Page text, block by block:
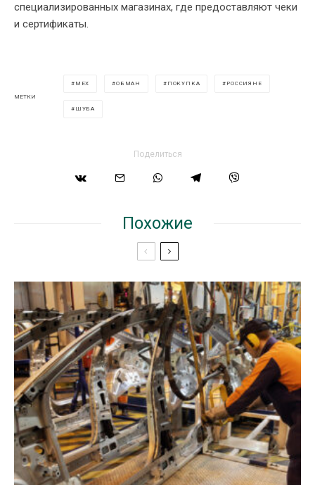
специализированных магазинах, где предоставляют чеки
и сертификаты.
МЕТКИ
МЕХ ОБМАН ПОКУПКА РОССИЯНЕ
ШУБА
Поделиться
Похожие